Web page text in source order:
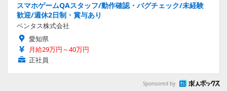
月給29万1,400円～43万1,400円
正社員
スマホゲームQAスタッフ/動作確認・バグチェック/未経験
歓迎/週休2日制・賞与あり
ベンタス株式会社